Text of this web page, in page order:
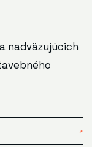
nadväzujúcich
↗